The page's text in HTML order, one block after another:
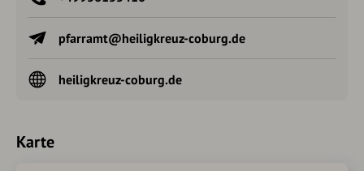
pfarramt@heiligkreuz-coburg.de
heiligkreuz-coburg.de
Karte